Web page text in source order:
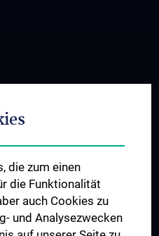
/ TPS
und andere
und
Hypertension (IIH)
die zum einen
die Funktionalität
auch Cookies zu
und Analysezwecken